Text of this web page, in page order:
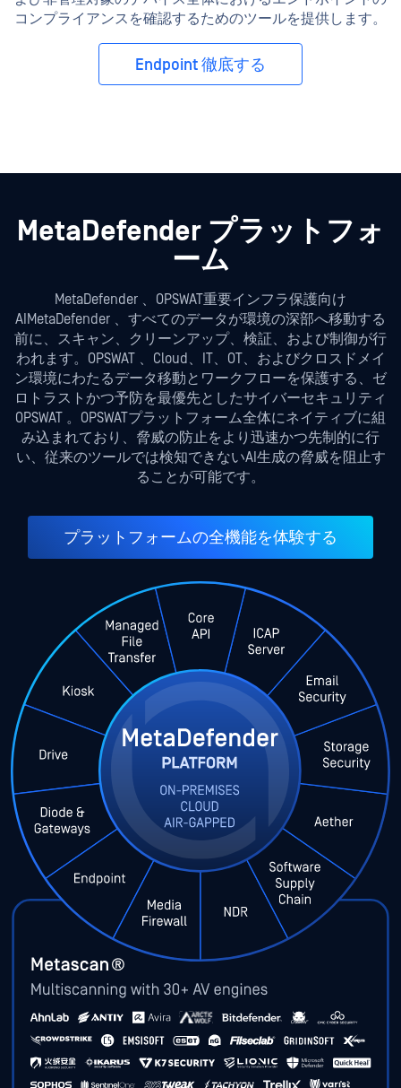
コンプライアンスを確認するためのツールを提供します。
Endpoint 徹底する
MetaDefender プラットフォ
ーム
MetaDefender 、OPSWAT重要インフラ保護向け
AIMetaDefender 、すべてのデータが環境の深部へ移動する
前に、スキャン、クリーンアップ、検証、および制御が行
われます。OPSWAT 、Cloud、IT、OT、およびクロスドメイ
ン環境にわたるデータ移動とワークフローを保護する、ゼ
ロトラストかつ予防を最優先としたサイバーセキュリティ
OPSWAT 。OPSWATプラットフォーム全体にネイティブに組
み込まれており、脅威の防止をより迅速かつ先制的に行
い、従来のツールでは検知できないAI生成の脅威を阻止す
ることが可能です。
プラットフォームの全機能を体験する